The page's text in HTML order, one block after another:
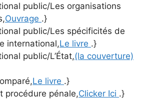
public/Les organisations
Ouvrage .}
public/Les spécificités de
international,Le livre .}
public/L’État,(la couverture)
Le livre .}
procédure pénale,Clicker Ici .}